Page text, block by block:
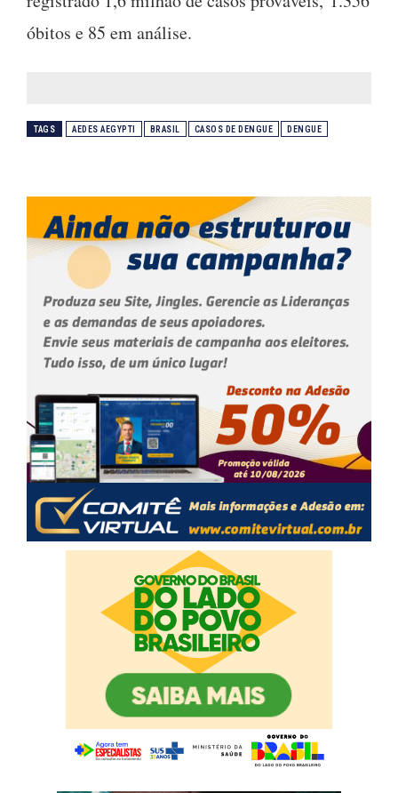
óbitos e 85 em análise.
TAGS AEDES AEGYPTI BRASIL CASOS DE DENGUE DENGUE